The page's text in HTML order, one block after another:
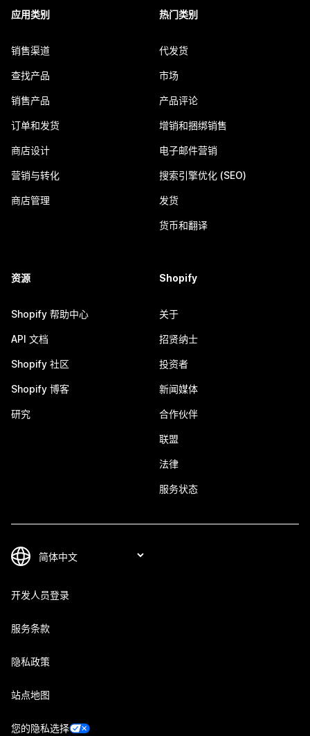
应用类别
销售渠道
查找产品
销售产品
订单和发货
商店设计
营销与转化
商店管理
热门类别
代发货
市场
产品评论
增销和捆绑销售
电子邮件营销
搜索引擎优化 (SEO)
发货
货币和翻译
资源
Shopify 帮助中心
API 文档
Shopify 社区
Shopify 博客
研究
Shopify
关于
招贤纳士
投资者
新闻媒体
合作伙伴
联盟
法律
服务状态
开发人员登录
服务条款
隐私政策
站点地图
您的隐私选择